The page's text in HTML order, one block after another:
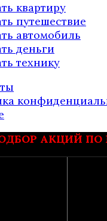
квартиру
путешествие
автомобиль
деньги
технику
АКЦИЙ ПО